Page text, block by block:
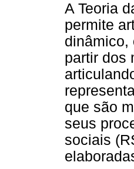
A Teoria
permite
dinâmico,
partir dos
que são
seus
sociais